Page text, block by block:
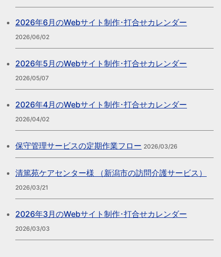
2026年6月のWebサイト制作･打合せカレンダー
2026/06/02
2026年5月のWebサイト制作･打合せカレンダー
2026/05/07
2026年4月のWebサイト制作･打合せカレンダー
2026/04/02
保守管理サービスの定期作業フロー 2026/03/26
清篤苑ケアセンター様 （新潟市の訪問介護サービス）
2026/03/21
2026年3月のWebサイト制作･打合せカレンダー
2026/03/03